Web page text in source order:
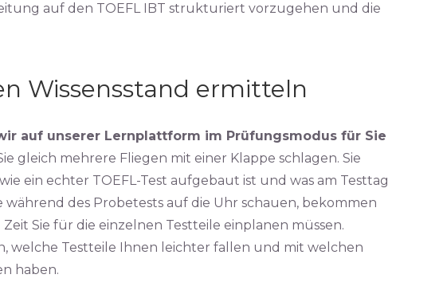
auf den TOEFL IBT strukturiert vorzugehen und die
Wissensstand ermitteln
auf unserer Lernplattform im Prüfungsmodus für Sie
gleich mehrere Fliegen mit einer Klappe schlagen. Sie
ein echter TOEFL-Test aufgebaut ist und was am Testtag
während des Probetests auf die Uhr schauen, bekommen
Sie für die einzelnen Testteile einplanen müssen.
welche Testteile Ihnen leichter fallen und mit welchen
haben.